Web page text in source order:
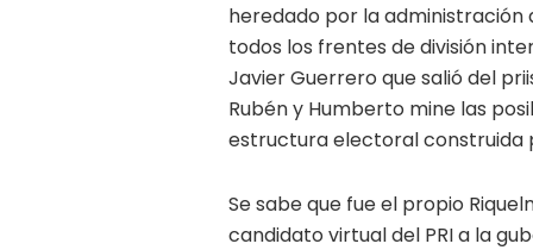
heredado por la administración
todos los frentes de división
Javier Guerrero que salió del
Rubén y Humberto mine las
estructura electoral construida
Se sabe que fue el propio
candidato virtual del PRI a la